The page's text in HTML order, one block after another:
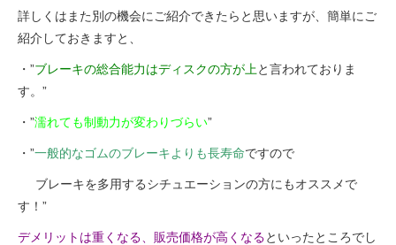
詳しくはまた別の機会にご紹介できたらと思いますが、簡単にご
紹介しておきますと、
・”ブレーキの総合能力はディスクの方が上と言われておりま
す。”
・”濡れても制動力が変わりづらい”
・”一般的なゴムのブレーキよりも長寿命ですので
ブレーキを多用するシチュエーションの方にもオススメで
す！”
デメリットは重くなる、販売価格が高くなるといったところでし